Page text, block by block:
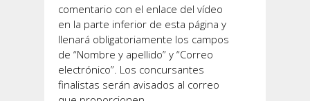
comentario con el enlace del vídeo
en la parte inferior de esta página y
llenará obligatoriamente los campos
de “Nombre y apellido” y “Correo
electrónico”. Los concursantes
finalistas serán avisados ​​al correo